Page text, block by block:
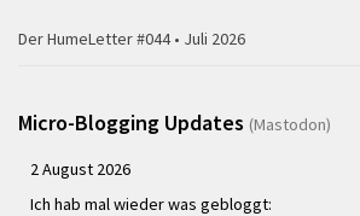
Der HumeLetter #044 • Juli 2026
Micro-Blogging Updates (Mastodon)
2 August 2026
Ich hab mal wieder was gebloggt: